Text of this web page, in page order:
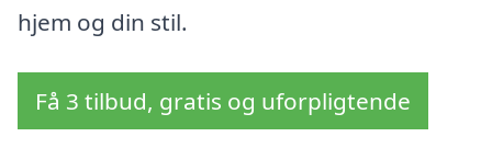
hjem og din stil.
Få 3 tilbud, gratis og uforpligtende